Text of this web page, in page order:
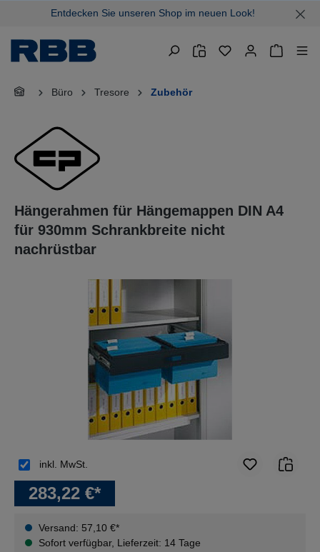
springenEntdecken Sie unseren Shop im neuen Look!
Büro Tresore Zubehör
Hängerahmen für Hängemappen DIN A4
für 930mm Schrankbreite nicht
nachrüstbar
283,22 €*
Versand: 57,10 €*
Sofort verfügbar, Lieferzeit: 14 Tage
inkl. MwSt.